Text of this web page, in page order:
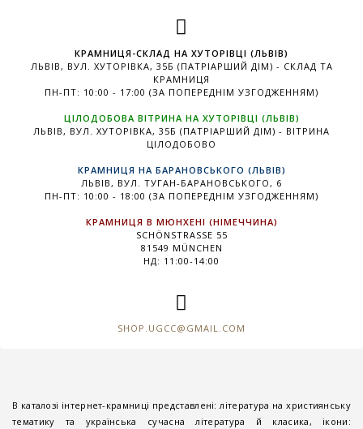
КРАМНИЦЯ-СКЛАД НА ХУТОРІВЦІ (ЛЬВІВ)
ЛЬВІВ, ВУЛ. ХУТОРІВКА, 35Б (ПАТРІАРШИЙ ДІМ) - СКЛАД ТА
КРАМНИЦЯ
ПН-ПТ: 10:00 - 17:00 (ЗА ПОПЕРЕДНІМ УЗГОДЖЕННЯМ)
ЦІЛОДОБОВА ВІТРИНА НА ХУТОРІВЦІ (ЛЬВІВ)
ЛЬВІВ, ВУЛ. ХУТОРІВКА, 35Б (ПАТРІАРШИЙ ДІМ) - ВІТРИНА
ЦІЛОДОБОВО
КРАМНИЦЯ НА БАРАНОВСЬКОГО (ЛЬВІВ)
ЛЬВІВ, ВУЛ. ТУГАН-БАРАНОВСЬКОГО, 6
ПН-ПТ: 10:00 - 18:00 (ЗА ПОПЕРЕДНІМ УЗГОДЖЕННЯМ)
КРАМНИЦЯ В МЮНХЕНІ (НІМЕЧЧИНА)
SCHÖNSTRASSE 55
81549 MÜNCHEN
НД: 11:00-14:00
SHOP.UGCC@GMAIL.COM
В каталозі інтернет-крамниці представлені: література на християнську
тематику та українська сучасна література й класика, ікони: